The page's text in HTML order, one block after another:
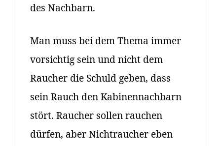
des Nachbarn.
Man muss bei dem Thema immer
vorsichtig sein und nicht dem
Raucher die Schuld geben, dass
sein Rauch den Kabinennachbarn
stört. Raucher sollen rauchen
dürfen, aber Nichtraucher eben